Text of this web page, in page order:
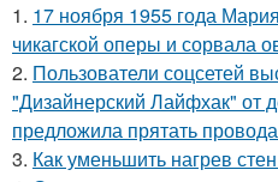
1. 17 ноября 1955 года
чикагской оперы и сорвала
2. Пользователи соцсетей
"Дизайнерский Лайфхак" от
предложила прятать
3. Как уменьшить нагрев